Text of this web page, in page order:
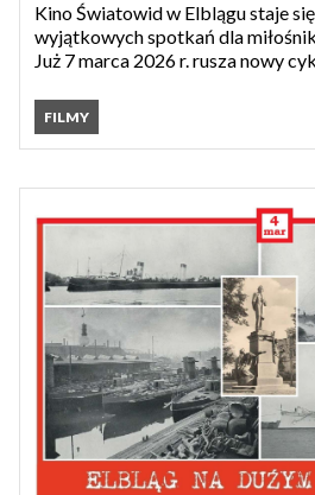
Kino Światowid w Elblągu staje
wyjątkowych spotkań dla
Już 7 marca 2026 r. rusza nowy
FILMY